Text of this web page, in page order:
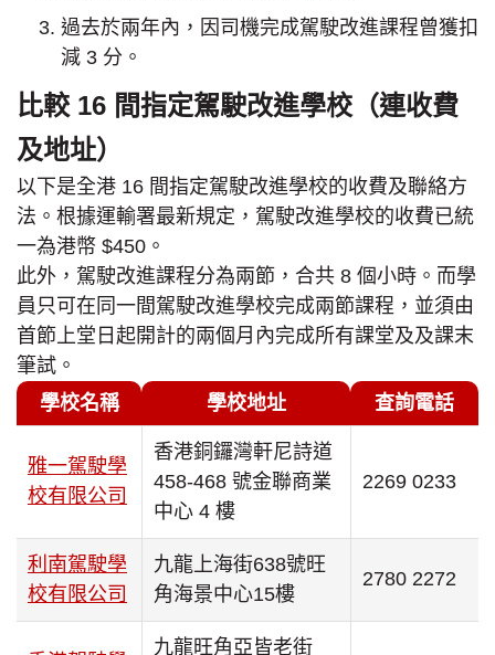
過去於兩年內，因司機完成駕駛改進課程曾獲扣
減 3 分。
比較 16 間指定駕駛改進學校（連收費
及地址）
以下是全港 16 間指定駕駛改進學校的收費及聯絡方
法。根據運輸署最新規定，駕駛改進學校的收費已統
一為港幣 $450。
此外，駕駛改進課程分為兩節，合共 8 個小時。而學
員只可在同一間駕駛改進學校完成兩節課程，並須由
首節上堂日起開計的兩個月內完成所有課堂及及課末
筆試。
學校名稱
學校地址 查詢電話
雅一駕駛學
校有限公司
香港銅鑼灣軒尼詩道
458-468 號金聯商業
中心 4 樓
2269 0233
利南駕駛學
校有限公司
九龍上海街638號旺
角海景中心15樓
2780 2272
九龍旺角亞皆老街